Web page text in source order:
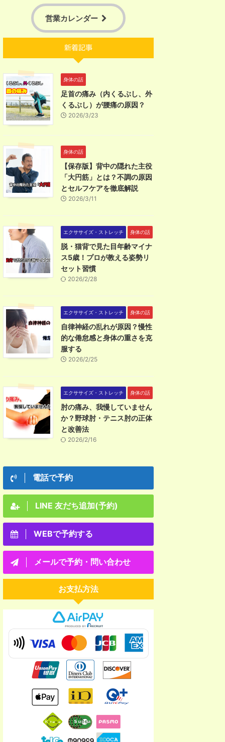
営業カレンダー
新着記事
身体の話
足首の痛み（内くるぶし、外
くるぶし）が腰痛の原因？
2026/3/23
身体の話
【保存版】背中の隠れた主役
「大円筋」とは？不調の原因
とセルフケアを徹底解説
2026/3/11
エクササイズ・ストレッチ 身体の話
脱・猫背で見た目年齢マイナ
ス5歳！プロが教える姿勢リ
セット習慣
2026/2/28
エクササイズ・ストレッチ 身体の話
自律神経の乱れが原因？慢性
的な倦怠感と身体の重さを克
服する
2026/2/25
エクササイズ・ストレッチ 身体の話
肘の痛み、我慢していません
か？野球肘・テニス肘の正体
と改善法
2026/2/16
電話で予約
LINE 友だち追加(予約)
WEBで予約する
メールで予約・問い合わせ
お支払方法